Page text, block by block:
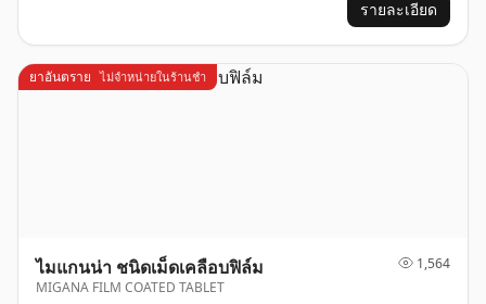
รายละเอียด
ยาอันตราย ไม่จำหน่ายในร้านชำ
ไมแกนน่า ชนิดเม็ดเคลือบฟิล์ม
MIGANA FILM COATED TABLET
1,564